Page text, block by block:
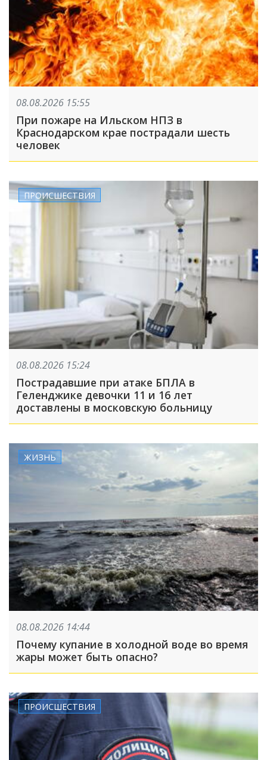
08.08.2026 15:55
При пожаре на Ильском НПЗ в
Краснодарском крае пострадали шесть
человек
ПРОИСШЕСТВИЯ
08.08.2026 15:24
Пострадавшие при атаке БПЛА в
Геленджике девочки 11 и 16 лет
доставлены в московскую больницу
ЖИЗНЬ
08.08.2026 14:44
Почему купание в холодной воде во время
жары может быть опасно?
ПРОИСШЕСТВИЯ